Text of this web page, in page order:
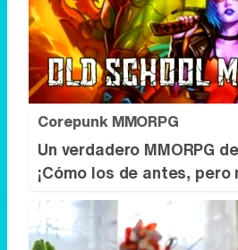
Corepunk MMORPG
Un verdadero MMORPG
¡Cómo los de antes, pero